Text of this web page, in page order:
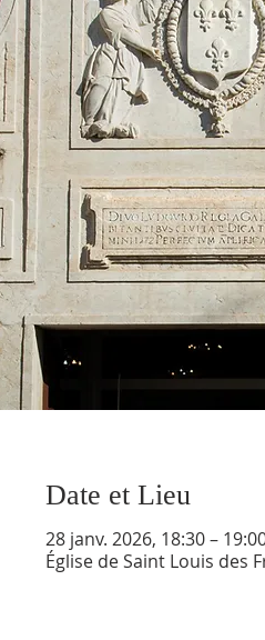
Date et Lieu
28 janv. 2026, 18:30 –
Église de Saint Louis des